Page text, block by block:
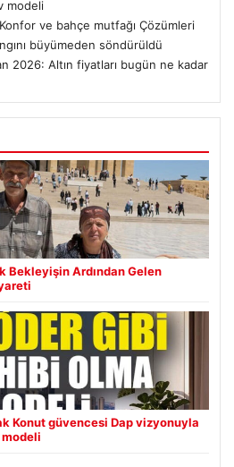
modeli
ve bahçe mutfağı Çözümleri
büyümeden söndürüldü
2026: Altın fiyatları bugün ne kadar
Bekleyişin Ardından Gelen
Konut güvencesi Dap vizyonuyla